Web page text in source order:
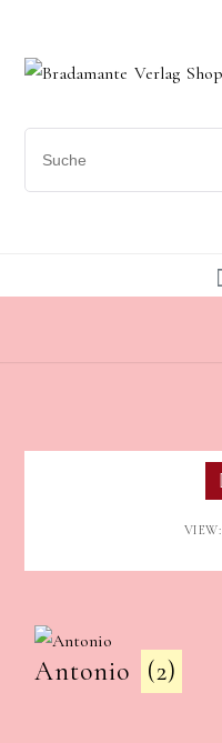
content
VIEW:
Antonio (2)